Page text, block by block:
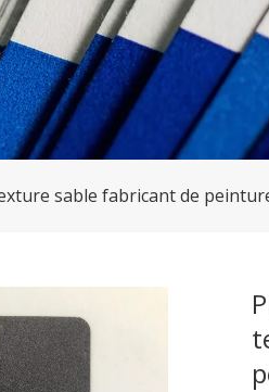
sable fabricant de